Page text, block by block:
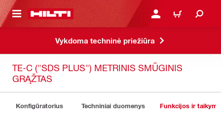
TURINIO PRISIJUNGTI ARBA
PIRKINIŲ
Vykdoma techninė priežiūra
TE-C ("SDS PLUS") METRINIS SMŪGINIS
GRĄŽTAS
Konfigūratorius Techniniai duomenys Funkcijos ir